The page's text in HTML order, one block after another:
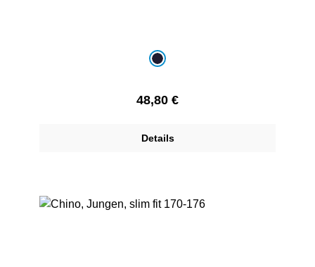
auswählenmarine
Regulärer Preis:
48,80 €
Details